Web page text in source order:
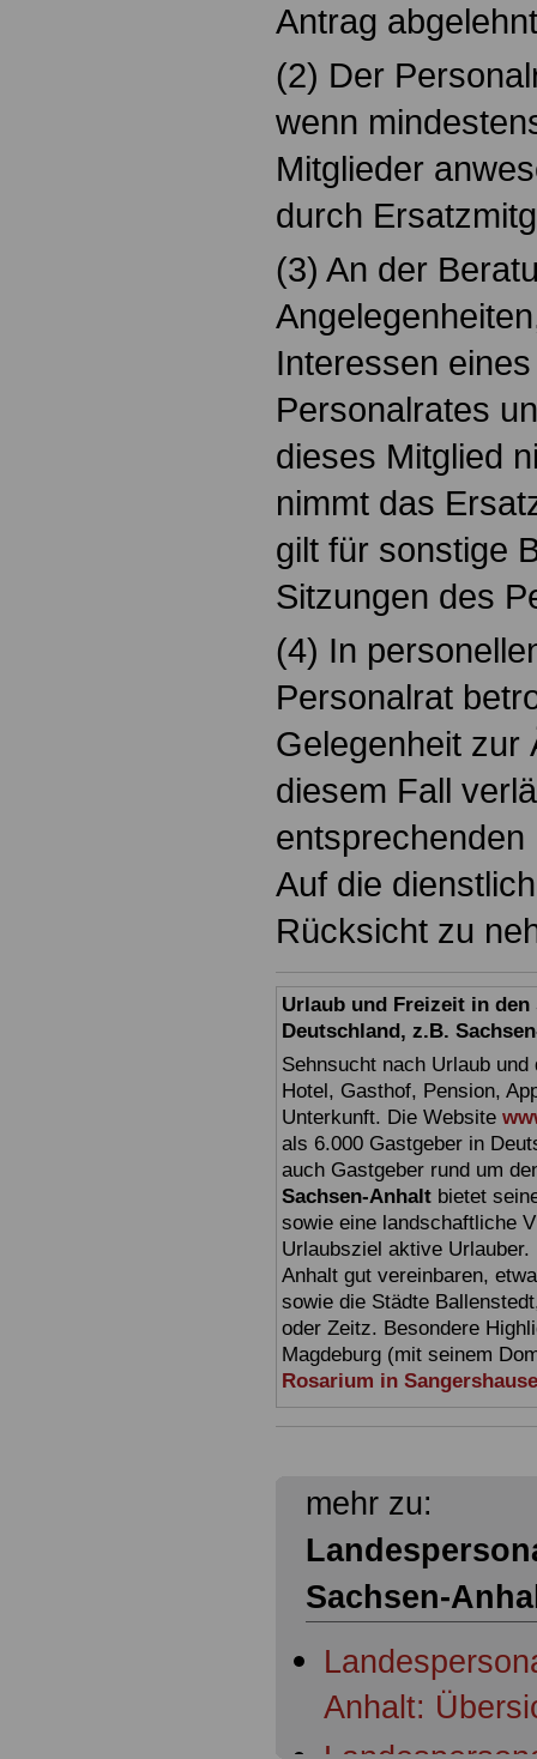
Antrag
(2) Der
wenn
Mitglieder
durch
(3) An der
Interessen
Personalrates
dieses Mitglied
nimmt das
gilt für sonstige
Sitzungen des
(4) In
Personalrat
Gelegenheit zur
diesem Fall
Auf die
Rücksicht zu
Urlaub und Freizeit in
Deutschland, z.B.
Sehnsucht nach Urlaub
Hotel, Gasthof, Pension,
Unterkunft. Die Website
als 6.000 Gastgeber in
auch Gastgeber rund um
Sachsen-Anhalt bietet
sowie eine landschaftliche
Urlaubsziel aktive
Anhalt gut vereinbaren,
sowie die Städte
oder Zeitz. Besondere
Magdeburg (mit seinem
Rosarium in
mehr zu:
Sachsen-
Anhalt: